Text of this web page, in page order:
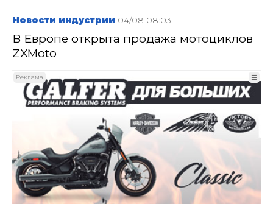
Новости индустрии 04/08 08:03
В Европе открыта продажа мотоциклов
ZXMoto
Реклама ☰